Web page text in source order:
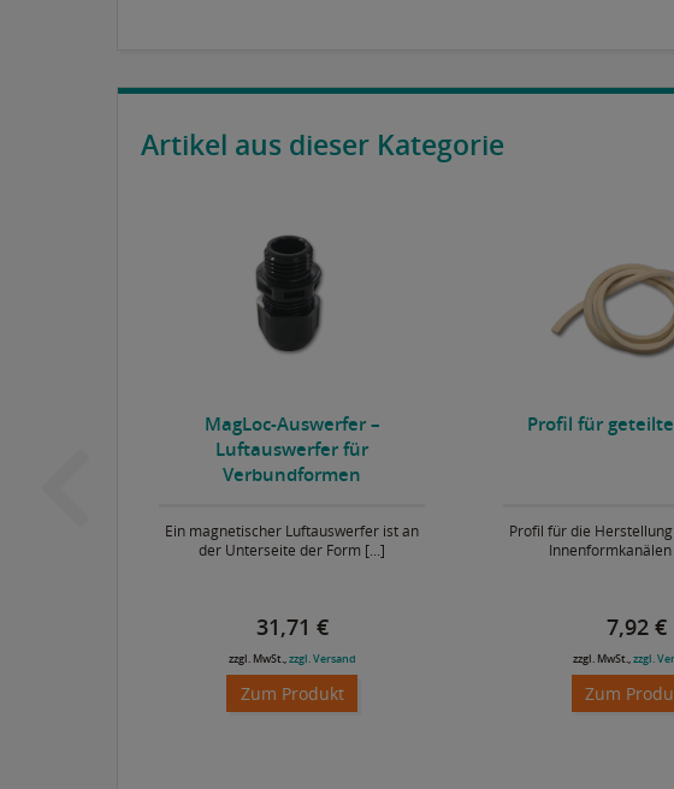
Artikel aus dieser Kategorie
MagLoc-Auswerfer –
Luftauswerfer für
Verbundformen
Ein magnetischer Luftauswerfer ist an
der Unterseite der Form [...]
31,71 €
zzgl. MwSt.,zzgl. Versand
Zum Produkt
Profil für
Profil für die
Innenformkanälen
7,92 €
zzgl. MwSt.,zzgl.
Zum